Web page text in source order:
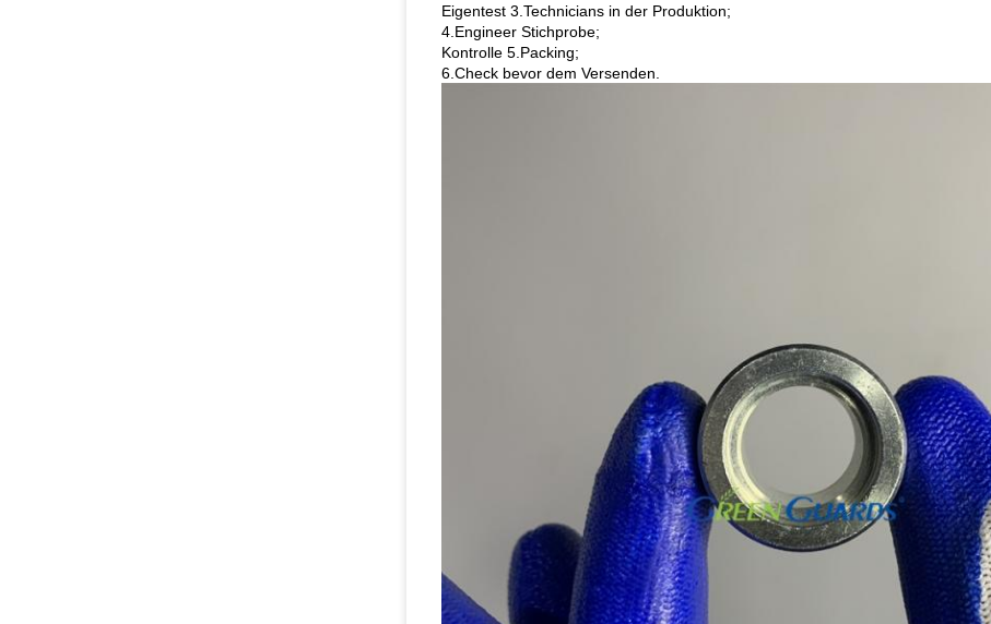
Eigentest 3.Technicians in der Produktion;
4.Engineer Stichprobe;
Kontrolle 5.Packing;
6.Check bevor dem Versenden.